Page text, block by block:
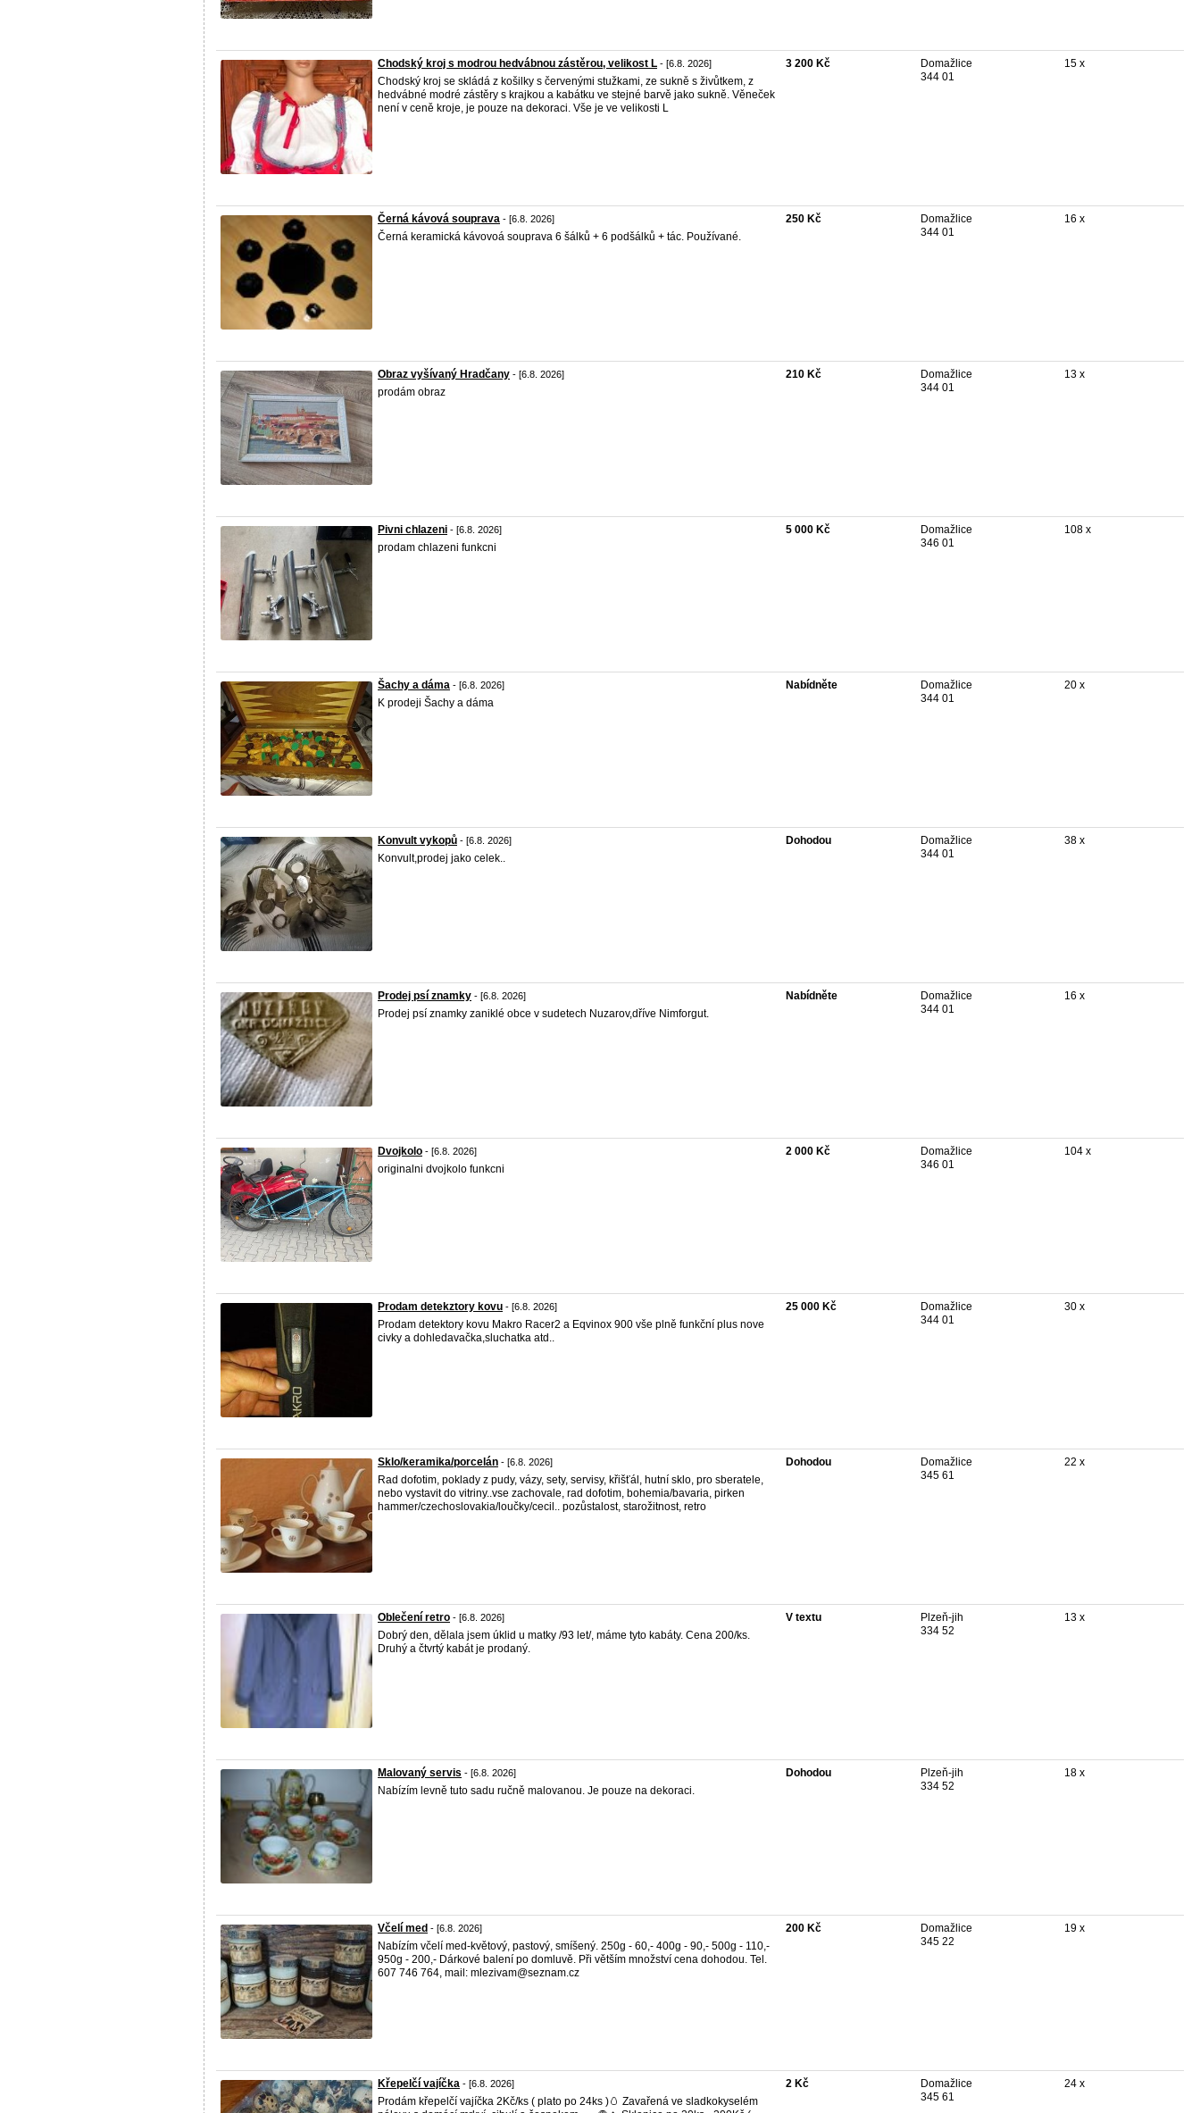
Chodský kroj s modrou hedvábnou zástěrou, velikost L - [6.8. 2026]
Chodský kroj se skládá z košilky s červenými stužkami, ze sukně s živůtkem, z
hedvábné modré zástěry s krajkou a kabátku ve stejné barvě jako sukně. Věneček
není v ceně kroje, je pouze na dekoraci. Vše je ve velikosti L
3 200 Kč
Domažlice
344 01
15 x
Černá kávová souprava - [6.8. 2026]
Černá keramická kávovoá souprava 6 šálků + 6 podšálků + tác. Používané.
250 Kč
Domažlice
344 01
16 x
Obraz vyšívaný Hradčany - [6.8. 2026]
prodám obraz
210 Kč
Domažlice
344 01
13 x
Pivni chlazeni - [6.8. 2026]
prodam chlazeni funkcni
5 000 Kč
Domažlice
346 01
108 x
Šachy a dáma - [6.8. 2026]
K prodeji Šachy a dáma
Nabídněte
Domažlice
344 01
20 x
Konvult vykopů - [6.8. 2026]
Konvult,prodej jako celek..
Dohodou
Domažlice
344 01
38 x
Prodej psí znamky - [6.8. 2026]
Prodej psí znamky zaniklé obce v sudetech Nuzarov,dříve Nimforgut.
Nabídněte
Domažlice
344 01
16 x
Dvojkolo - [6.8. 2026]
originalni dvojkolo funkcni
2 000 Kč
Domažlice
346 01
104 x
Prodam detekztory kovu - [6.8. 2026]
Prodam detektory kovu Makro Racer2 a Eqvinox 900 vše plně funkční plus nove
civky a dohledavačka,sluchatka atd..
25 000 Kč
Domažlice
344 01
30 x
Sklo/keramika/porcelán - [6.8. 2026]
Rad dofotim, poklady z pudy, vázy, sety, servisy, křišťál, hutní sklo, pro sberatele,
nebo vystavit do vitriny..vse zachovale, rad dofotim, bohemia/bavaria, pirken
hammer/czechoslovakia/loučky/cecil.. pozůstalost, starožitnost, retro
Dohodou
Domažlice
345 61
22 x
Oblečení retro - [6.8. 2026]
Dobrý den, dělala jsem úklid u matky /93 let/, máme tyto kabáty. Cena 200/ks.
Druhý a čtvrtý kabát je prodaný.
V textu
Plzeň-jih
334 52
13 x
Malovaný servis - [6.8. 2026]
Nabízím levně tuto sadu ručně malovanou. Je pouze na dekoraci.
Dohodou
Plzeň-jih
334 52
18 x
Včelí med - [6.8. 2026]
Nabízím včelí med-květový, pastový, smíšený. 250g - 60,- 400g - 90,- 500g - 110,-
950g - 200,- Dárkové balení po domluvě. Při větším množství cena dohodou. Tel.
607 746 764, mail: mlezivam@seznam.cz
200 Kč
Domažlice
345 22
19 x
Křepelčí vajíčka - [6.8. 2026]
Prodám křepelčí vajíčka 2Kč/ks ( plato po 24ks )🥚 Zavařená ve sladkokyselém
2 Kč
Domažlice
345 61
24 x